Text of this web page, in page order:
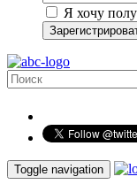
Я хочу
Toggle navigation